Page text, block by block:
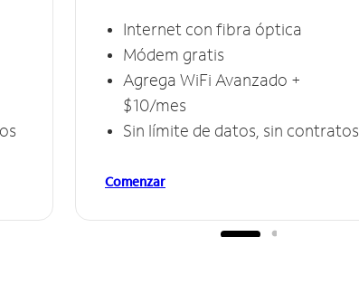
Internet con fibra óptica
Módem gratis
Agrega WiFi Avanzado +
$10/mes
Sin límite de datos, sin contratos
Comenzar